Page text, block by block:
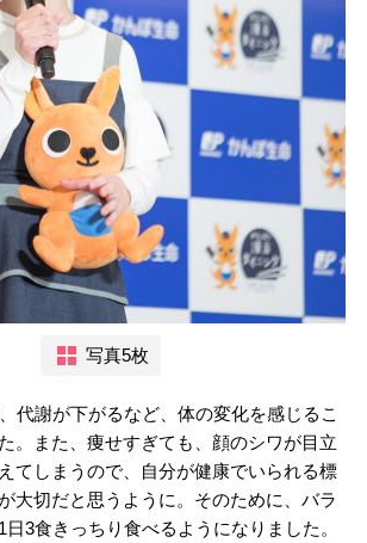
写真5枚
代謝が下がるなど、体の変化を感じるこ
。また、痩せすぎても、顔のシワが目立
てしまうので、自分が健康でいられる標
大切だと思うように。そのために、バラ
3食きっちり食べるようになりました。